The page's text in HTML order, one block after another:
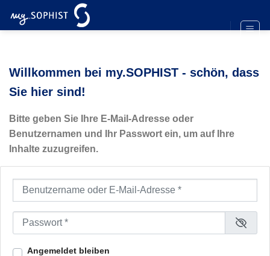
Inhalt
Willkommen bei my.SOPHIST - schön, dass
Sie hier sind!
Bitte geben Sie Ihre E-Mail-Adresse oder
Benutzernamen und Ihr Passwort ein, um auf Ihre
Inhalte zuzugreifen.
Benutzername oder E-Mail-Adresse
Passwort
Angemeldet bleiben